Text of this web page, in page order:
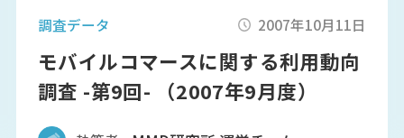
調査データ 2007年10月11日
モバイルコマースに関する利用動向
調査 -第9回- （2007年9月度）